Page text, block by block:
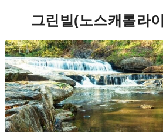
그린빌(노스캐롤라